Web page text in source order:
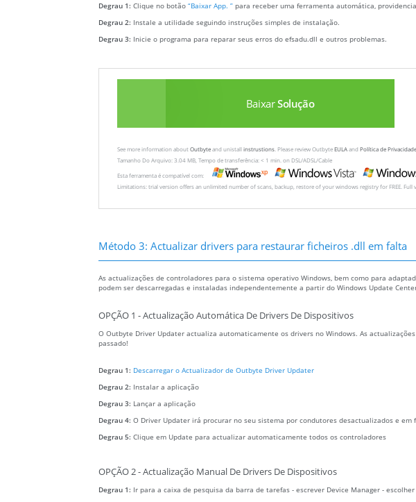
Degrau 1: Clique no botão “Baixar App. ” para receber uma ferramenta automática,
Degrau 2: Instale a utilidade seguindo instruções simples de instalação.
Degrau 3: Inicie o programa para reparar seus erros do efsadu.dll e outros problemas.
BaixarSolução
See more information about Outbyteand unistallinstrustions . Please review OutbyteEULAandPolítica de Privacidade
Tamanho Do Arquivo: 3.04 MB, Tempo de transferência: < 1 min. on DSL/ADSL/Cable
Esta ferramenta é compatível com:
Limitations: trial version offers an unlimited number of scans, backup, restore of your windows registry for FREE. Full
Método 3: Actualizar drivers para restaurar ficheiros .dll em falta
As actualizações de controladores para o sistema operativo Windows, bem como para
podem ser descarregadas e instaladas independentemente a partir do Windows Update
OPÇÃO 1 - Actualização Automática De Drivers De Dispositivos
O Outbyte Driver Updater actualiza automaticamente os drivers no Windows. As
passado!
Degrau 1: Descarregar o Actualizador de Outbyte Driver Updater
Degrau 2: Instalar a aplicação
Degrau 3: Lançar a aplicação
Degrau 4: O Driver Updater irá procurar no seu sistema por condutores desactualizados e em
Degrau 5: Clique em Update para actualizar automaticamente todos os controladores
OPÇÃO 2 - Actualização Manual De Drivers De Dispositivos
Degrau 1: Ir para a caixa de pesquisa da barra de tarefas - escrever Device Manager -